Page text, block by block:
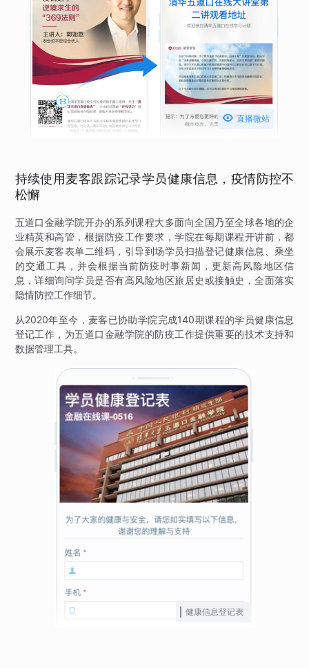
 直播微站
持续使用麦客跟踪记录学员健康信息，疫情防控不
松懈
五道口金融学院开办的系列课程大多面向全国乃至全球各地的企
业精英和高管，根据防疫工作要求，学院在每期课程开讲前，都
会展示麦客表单二维码，引导到场学员扫描登记健康信息、乘坐
的交通工具，并会根据当前防疫时事新闻，更新高风险地区信
息，详细询问学员是否有高风险地区旅居史或接触史，全面落实
隐情防控工作细节。
从2020年至今，麦客已协助学院完成140期课程的学员健康信息
登记工作，为五道口金融学院的防疫工作提供重要的技术支持和
数据管理工具。
健康信息登记表